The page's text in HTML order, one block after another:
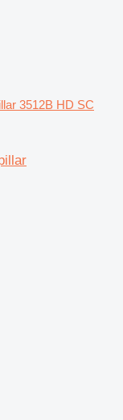
3512B HD SC